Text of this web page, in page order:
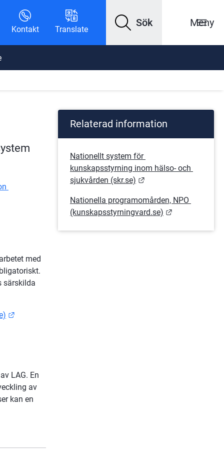
Kontakt Translate
Sök Meny
med
särskilda
LAG. En
av
kan en
Relaterad information
Nationellt system för
kunskapsstyrning inom hälso- och
sjukvården (skr.se)
Nationella programomården, NPO
(kunskapsstyrningvard.se)